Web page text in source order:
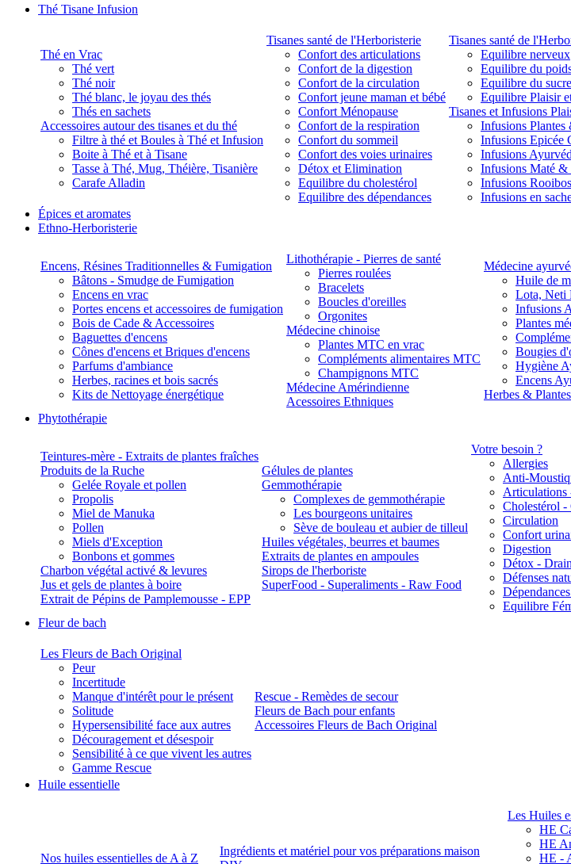
Thé Tisane Infusion
Thé en Vrac
Thé vert
Thé noir
Thé blanc, le joyau des thés
Thés en sachets
Accessoires autour des tisanes et du thé
Filtre à thé et Boules à Thé et Infusion
Boite à Thé et à Tisane
Tasse à Thé, Mug, Théière, Tisanière
Carafe Alladin
Tisanes santé de l'Herboristerie
Confort des articulations
Confort de la digestion
Confort de la circulation
Confort jeune maman et bébé
Confort Ménopause
Confort de la respiration
Confort du sommeil
Confort des voies urinaires
Détox et Elimination
Equilibre du cholestérol
Equilibre des dépendances
Tisanes santé de
Equilibre nerveux
Equilibre du
Equilibre du sucre
Equilibre Plaisir
Tisanes et Infusions
Infusions Plantes
Infusions Epicée
Infusions
Infusions Maté &
Infusions Rooibos
Infusions en
Épices et aromates
Ethno-Herboristerie
Encens, Résines Traditionnelles & Fumigation
Bâtons - Smudge de Fumigation
Encens en vrac
Portes encens et accessoires de fumigation
Bois de Cade & Accessoires
Baguettes d'encens
Cônes d'encens et Briques d'encens
Parfums d'ambiance
Herbes, racines et bois sacrés
Kits de Nettoyage énergétique
Lithothérapie - Pierres de santé
Pierres roulées
Bracelets
Boucles d'oreilles
Orgonites
Médecine chinoise
Plantes MTC en vrac
Compléments alimentaires MTC
Champignons MTC
Médecine Amérindienne
Acessoires Ethniques
Médecine
Huile de
Lota, Neti
Infusions
Plantes
Bougies
Hygiène
Encens
Herbes &
Phytothérapie
Teintures-mère - Extraits de plantes fraîches
Produits de la Ruche
Gelée Royale et pollen
Propolis
Miel de Manuka
Pollen
Miels d'Exception
Bonbons et gommes
Charbon végétal activé & levures
Jus et gels de plantes à boire
Extrait de Pépins de Pamplemousse - EPP
Gélules de plantes
Gemmothérapie
Complexes de gemmothérapie
Les bourgeons unitaires
Sève de bouleau et aubier de tilleul
Huiles végétales, beurres et baumes
Extraits de plantes en ampoules
Sirops de l'herboriste
SuperFood - Superaliments - Raw Food
Votre besoin ?
Allergies
Anti-
Articulations
Cholestérol -
Circulation
Confort
Digestion
Détox -
Défenses
Equilibre
Fleur de bach
Les Fleurs de Bach Original
Peur
Incertitude
Manque d'intérêt pour le présent
Solitude
Hypersensibilité face aux autres
Découragement et désespoir
Sensibilité à ce que vivent les autres
Gamme Rescue
Rescue - Remèdes de secour
Fleurs de Bach pour enfants
Accessoires Fleurs de Bach Original
Huile essentielle
Nos huiles essentielles de A à Z
Ingrédients et matériel pour vos préparations maison
Les Huiles
HE
HE
HE -